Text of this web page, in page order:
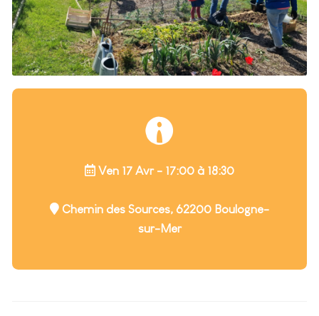
Ven 17 Avr - 17:00 à 18:30
Chemin des Sources, 62200 Boulogne-
sur-Mer